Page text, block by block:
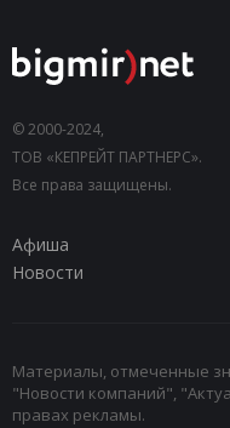
© 2000-2024,
ТОВ «КЕПРЕЙТ ПАРТНЕРС».
Все права защищены.
Афиша
Новости
Материалы, отмеченные
"Новости компаний",
правах рекламы.